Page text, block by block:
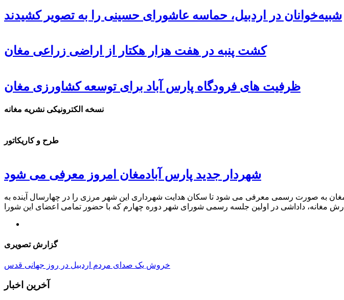
شبیه‌خوانان در اردبیل، حماسه عاشورای حسینی را به تصویر کشیدند
کشت پنبه در هفت هزار هکتار از اراضی زراعی مغان
ظرفیت های فرودگاه پارس آباد برای توسعه کشاورزی مغان
نسخه الکترونیکی نشریه مغانه
طرح و کاریکاتور
شهردار جدید پارس آبادمغان امروز معرفی می شود
به صورت رسمی معرفی می شود تا سکان هدایت شهرداری این شهر مرزی را در چهارسال آینده به
گزارش تصویری
خروش یک صدای مردم اردبیل در روز جهانی قدس
آخرین اخبار